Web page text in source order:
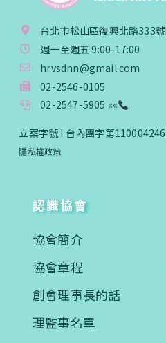
台北市松山區復興北路333
週一至週五 9:00-17:00
hrvsdnn@gmail.com
02-2546-0105
02-2547-5905 ««
立案字號 I 台內團字第
隱私權政策
認識協會
協會簡介
協會章程
創會理事長的話
理監事名單